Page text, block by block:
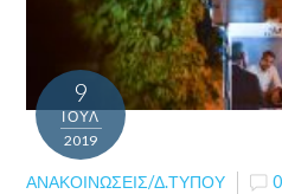
9
ΙΟΎΛ
2019
ΑΝΑΚΟΙΝΏΣΕΙΣ/Δ.ΤΎΠΟΥ 0